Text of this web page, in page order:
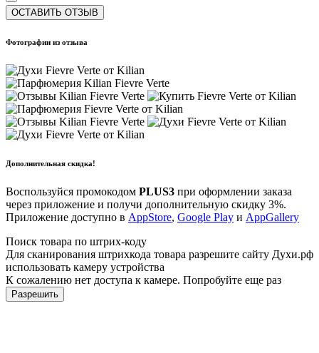
ОСТАВИТЬ ОТЗЫВ
Фотографии из отзыва
Дополнительная скидка!
Воспользуйся промокодом PLUS3 при оформлении заказа
через приложение и получи дополнительную скидку 3%.
Приложение доступно в AppStore, Google Play и AppGallery
Поиск товара по штрих-коду
Для сканирования штрихкода товара разрешите сайту Духи.рф
использовать камеру устройства
К сожалению нет доступа к камере. Попробуйте еще раз
Разрешить